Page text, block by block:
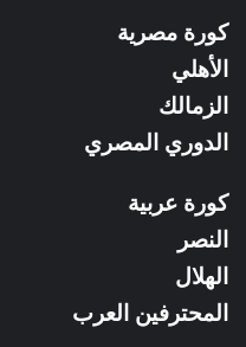
كورة مصرية
الأهلي
الزمالك
الدوري المصري
كورة عربية
النصر
الهلال
المحترفين العرب